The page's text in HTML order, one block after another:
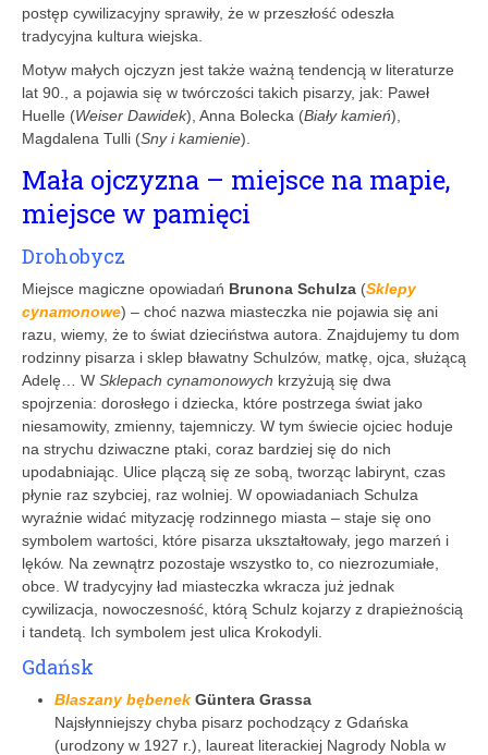
postęp cywilizacyjny sprawiły, że w przeszłość odeszła
tradycyjna kultura wiejska.
Motyw małych ojczyzn jest także ważną tendencją w literaturze
lat 90., a pojawia się w twórczości takich pisarzy, jak: Paweł
Huelle (Weiser Dawidek), Anna Bolecka (Biały kamień),
Magdalena Tulli (Sny i kamienie).
Mała ojczyzna – miejsce na mapie,
miejsce w pamięci
Drohobycz
Miejsce magiczne opowiadań Brunona Schulza (Sklepy
cynamonowe) – choć nazwa miasteczka nie pojawia się ani
razu, wiemy, że to świat dzieciństwa autora. Znajdujemy tu dom
rodzinny pisarza i sklep bławatny Schulzów, matkę, ojca, służącą
Adelę… W Sklepach cynamonowych krzyżują się dwa
spojrzenia: dorosłego i dziecka, które postrzega świat jako
niesamowity, zmienny, tajemniczy. W tym świecie ojciec hoduje
na strychu dziwaczne ptaki, coraz bardziej się do nich
upodabniając. Ulice plączą się ze sobą, tworząc labirynt, czas
płynie raz szybciej, raz wolniej. W opowiadaniach Schulza
wyraźnie widać mityzację rodzinnego miasta – staje się ono
symbolem wartości, które pisarza ukształtowały, jego marzeń i
lęków. Na zewnątrz pozostaje wszystko to, co niezrozumiałe,
obce. W tradycyjny ład miasteczka wkracza już jednak
cywilizacja, nowoczesność, którą Schulz kojarzy z drapieżnością
i tandetą. Ich symbolem jest ulica Krokodyli.
Gdańsk
Blaszany bębenek Güntera Grassa
Najsłynniejszy chyba pisarz pochodzący z Gdańska
(urodzony w 1927 r.), laureat literackiej Nagrody Nobla w